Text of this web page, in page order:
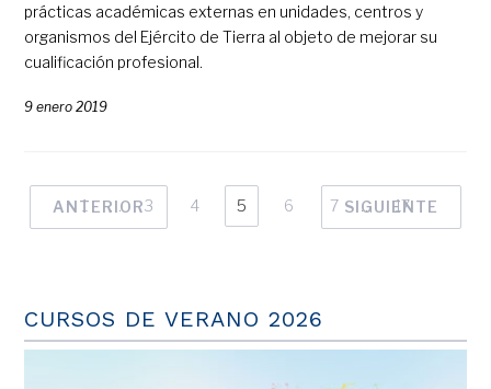
prácticas académicas externas en unidades, centros y
organismos del Ejército de Tierra al objeto de mejorar su
cualificación profesional.
9 enero 2019
ANTERIOR
1 … 3 4 5 6 7 … 17
SIGUIENTE
CURSOS DE VERANO 2026